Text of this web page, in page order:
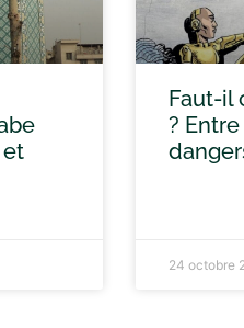
Faut-il
?
24 octobre